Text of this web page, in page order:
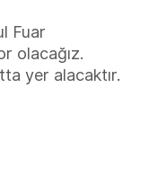
Fuar
olacağız.
yer alacaktır.